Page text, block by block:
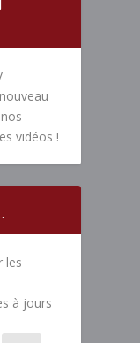
vidéos !
les
à jours